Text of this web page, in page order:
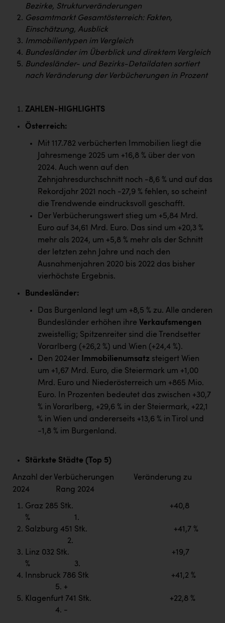
KLIPP Frisör
Kleider Bauer
Kremsmüller Anlagenbau GmbH
Österreichischer Kachelofenverband
Orlen
Passage Linz
PÜSPÖK
RE/MAX Welcome
Resch&Frisch
RUBBLE MASTER
Ruderclub Wels
SCRI - Salzburg Cancer Research Institute
SCHMACHTL GmbH
Schwingshandl - automation technology gmbh
Seher + Partner
Smurfit Westrock Nettingsdorf
TGW Logistics
TRAILOMAT & Cycling Austria
Vier Diamanten
Vorlagenportal
Wirtschaftskammer OÖ
ZULuft - Zukunft Luft Austria
z.l.ö.
Österreichisches Hebammengremium
Wirtschaftskammer OÖ Energiehandel
Bezirke, Strukturveränderungen
Gesamtmarkt Gesamtösterreich: Fakten,
Einschätzung, Ausblick
Immobilientypen im Vergleich
Bundesländer im Überblick und direktem Vergleich
Bundesländer- und Bezirks-Detaildaten sortiert
nach Veränderung der Verbücherungen in Prozent
ZAHLEN-HIGHLIGHTS
Österreich:
Mit 117.782 verbücherten Immobilien liegt die
Jahresmenge 2025 um +16,8 % über der von
2024. Auch wenn auf den
Zehnjahresdurchschnitt noch -8,6 % und auf das
Rekordjahr 2021 noch -27,9 % fehlen, so scheint
die Trendwende eindrucksvoll geschafft.
Der Verbücherungswert stieg um +5,84 Mrd.
Euro auf 34,61 Mrd. Euro. Das sind um +20,3 %
mehr als 2024, um +5,8 % mehr als der Schnitt
der letzten zehn Jahre und nach den
Ausnahmenjahren 2020 bis 2022 das bisher
vierhöchste Ergebnis.
Bundesländer:
Das Burgenland legt um +8,5 % zu. Alle anderen
Bundesländer erhöhen ihre Verkaufsmengen
zweistellig; Spitzenreiter sind die Trendsetter
Vorarlberg (+26,2 %) und Wien (+24,4 %).
Den 2024er Immobilienumsatz steigert Wien
um +1,67 Mrd. Euro, die Steiermark um +1,00
Mrd. Euro und Niederösterreich um +865 Mio.
Euro. In Prozenten bedeutet das zwischen +30,7
% in Vorarlberg, +29,6 % in der Steiermark, +22,1
% in Wien und andererseits +13,6 % in Tirol und
-1,8 % im Burgenland.
Stärkste Städte (Top 5)
Anzahl der Verbücherungen Veränderung zu
2024 Rang 2024
Graz 285 Stk. +40,8
% 1.
Salzburg 451 Stk. +41,7 %
2.
Linz 032 Stk. +19,7
% 3.
Innsbruck 786 Stk +41,2 %
5. +
Klagenfurt 741 Stk. +22,8 %
4. -